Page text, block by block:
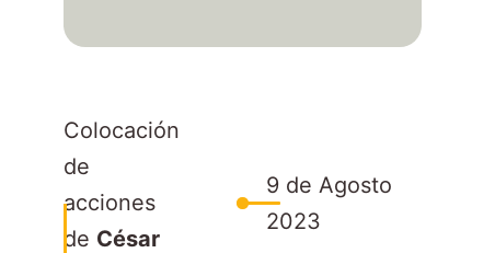
9 de Agosto
2023
Colocación
de
acciones
de César